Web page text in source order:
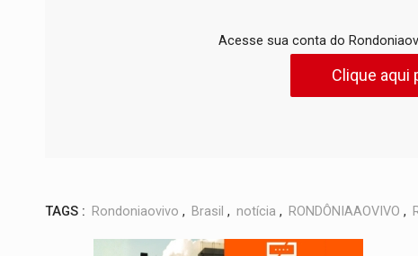
Acesse sua conta do
Clique aqui
TAGS : Rondoniaovivo , Brasil , notícia , RONDÔNIAAOVIVO ,